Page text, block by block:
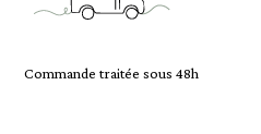
Commande traitée sous 48h